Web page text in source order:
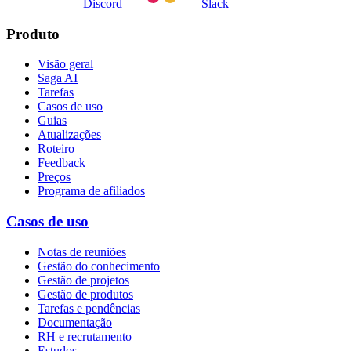
Discord Slack
Produto
Visão geral
Saga AI
Tarefas
Casos de uso
Guias
Atualizações
Roteiro
Feedback
Preços
Programa de afiliados
Casos de uso
Notas de reuniões
Gestão do conhecimento
Gestão de projetos
Gestão de produtos
Tarefas e pendências
Documentação
RH e recrutamento